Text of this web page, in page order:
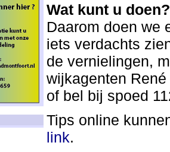
Wat kunt u
Daarom doen we
iets verdachts
de vernielingen,
wijkagenten
of bel bij spoed
Tips online
link.